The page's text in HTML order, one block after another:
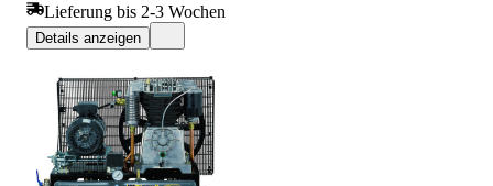
Lieferung bis 2-3 Wochen
Details anzeigen